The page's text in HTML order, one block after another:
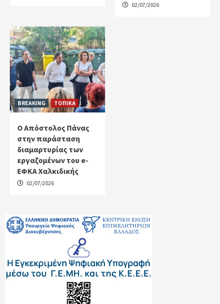
02/07/2026
BREAKING ΤΟΠΙΚΑ
Ο Απόστολος Πάνας
στην παράσταση
διαμαρτυρίας των
εργαζομένων του e-
ΕΦΚΑ Χαλκιδικής
02/07/2026